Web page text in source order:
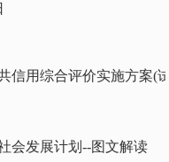
信用综合评价实施方案(
会发展计划--图文解读